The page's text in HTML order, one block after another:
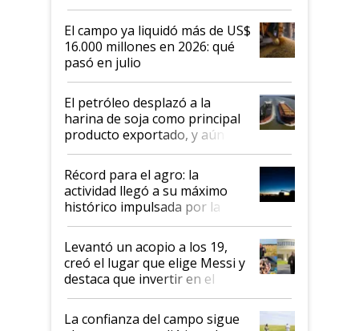
El campo ya liquidó más de US$
16.000 millones en 2026: qué
pasó en julio
El petróleo desplazó a la
harina de soja como principal
producto exportado, y aún así
el agro aportó casi seis de cada
diez dólares y sostuvo el
liderazgo en un semestre
récord
Récord para el agro: la
actividad llegó a su máximo
histórico impulsada por la
cosecha y las exportaciones
Levantó un acopio a los 19,
creó el lugar que elige Messi y
destaca que invertir en el
kirchnerismo era como "darle
plata a un hijo para droga":
Juan Félix Rossetti, el libertario
La confianza del campo sigue